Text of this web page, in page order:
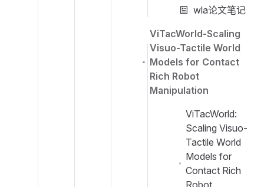
wla论文笔记
ViTacWorld-Scaling
Visuo-Tactile World
Models for Contact
Rich Robot
Manipulation
ViTacWorld:
Scaling Visuo-
Tactile World
Models for
Contact Rich
Robot